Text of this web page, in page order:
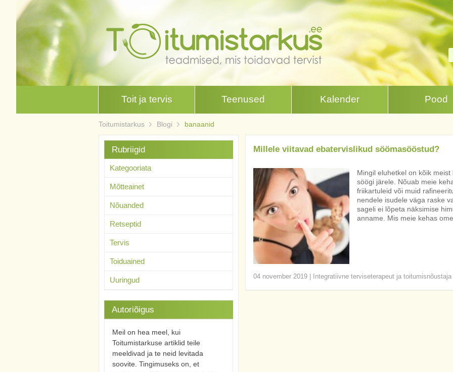
Toit ja tervis Teenused Kalender Pood
Toitumistarkus Blogi banaanid
Millele viitavad ebatervislikud söömasööstud?
Mingil eluhetkel on kõik
söögi järele. Nõuab meie
friikartuleid või muid
nendele isudele väga raske
sageli ei lõpeta näksimise
anname. Mis meie kehas
04 november 2019| Integratiivne terviseterapeut ja
Rubriigid
Kategooriata
Mõtteainet
Nõuanded
Retseptid
Tervis
Toiduained
Uuringud
Autoriõigus
Meil on hea meel, kui
Toitumistarkuse artiklid teile
meeldivad ja te neid levitada
soovite. Tingimuseks on, et